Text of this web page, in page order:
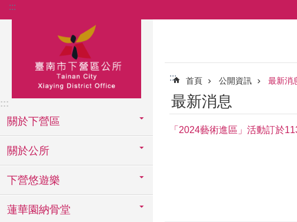
跳到主要內容區塊
:::
:::
關於下營區
關於公所
下營悠遊樂
蓮華園納骨堂
::: 首頁 公開資訊 最新消
最新消息
「2024藝術進區」活動訂於